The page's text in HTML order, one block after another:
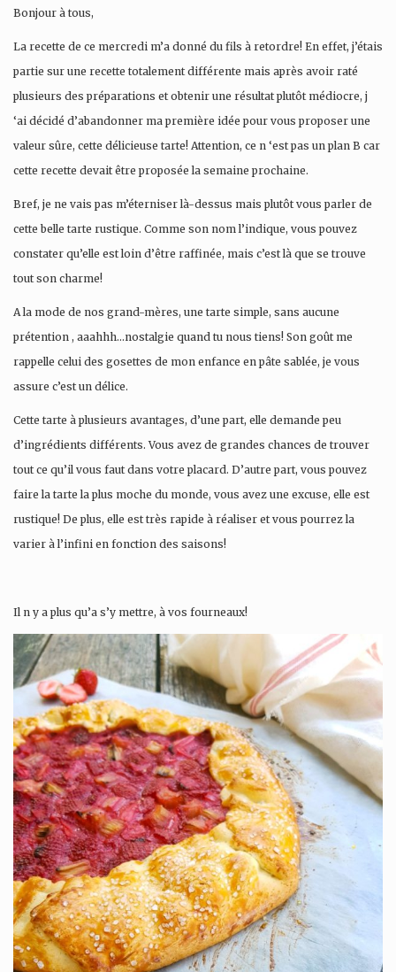
Bonjour à tous,
La recette de ce mercredi m’a donné du fils à retordre! En effet, j’étais
partie sur une recette totalement différente mais après avoir raté
plusieurs des préparations et obtenir une résultat plutôt médiocre, j
‘ai décidé d’abandonner ma première idée pour vous proposer une
valeur sûre, cette délicieuse tarte! Attention, ce n ‘est pas un plan B car
cette recette devait être proposée la semaine prochaine.
Bref, je ne vais pas m’éterniser là-dessus mais plutôt vous parler de
cette belle tarte rustique. Comme son nom l’indique, vous pouvez
constater qu’elle est loin d’être raffinée, mais c’est là que se trouve
tout son charme!
A la mode de nos grand-mères, une tarte simple, sans aucune
prétention , aaahhh…nostalgie quand tu nous tiens! Son goût me
rappelle celui des gosettes de mon enfance en pâte sablée, je vous
assure c’est un délice.
Cette tarte à plusieurs avantages, d’une part, elle demande peu
d’ingrédients différents. Vous avez de grandes chances de trouver
tout ce qu’il vous faut dans votre placard. D’autre part, vous pouvez
faire la tarte la plus moche du monde, vous avez une excuse, elle est
rustique! De plus, elle est très rapide à réaliser et vous pourrez la
varier à l’infini en fonction des saisons!
Il n y a plus qu’a s’y mettre, à vos fourneaux!